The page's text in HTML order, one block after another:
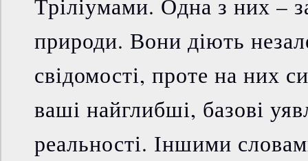
Тріліумами. Одна з них –
природи. Вони діють
свідомості, проте на них
ваші найглибші, базові
реальності. Іншими